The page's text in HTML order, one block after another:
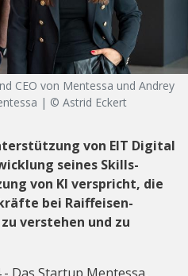
CEO von Mentessa und Andrey
| © Astrid Eckert
von EIT Digital
seines Skills-
von KI verspricht, die
bei Raiffeisen-
verstehen und zu